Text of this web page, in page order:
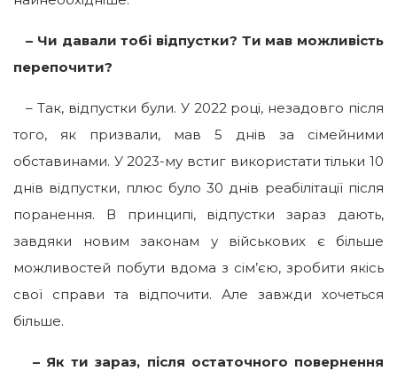
– Чи давали тобі відпустки? Ти мав можливість
перепочити?
– Так, відпустки були. У 2022 році, незадовго після
того, як призвали, мав 5 днів за сімейними
обставинами. У 2023-му встиг використати тільки 10
днів відпустки, плюс було 30 днів реабілітації після
поранення. В принципі, відпустки зараз дають,
завдяки новим законам у військових є більше
можливостей побути вдома з сім’єю, зробити якісь
свої справи та відпочити. Але завжди хочеться
більше.
– Як ти зараз, після остаточного повернення